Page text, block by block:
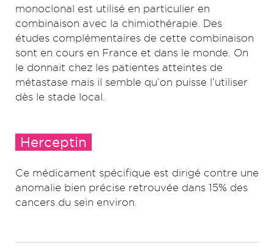
monoclonal est utilisé en particulier en
combinaison avec la chimiothérapie. Des
études complémentaires de cette combinaison
sont en cours en France et dans le monde. On
le donnait chez les patientes atteintes de
métastase mais il semble qu’on puisse l’utiliser
dès le stade local.
Herceptin
Ce médicament spécifique est dirigé contre une
anomalie bien précise retrouvée dans 15% des
cancers du sein environ.